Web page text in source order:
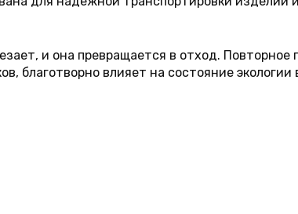
и она превращается в отход.
благотворно влияет на состояние